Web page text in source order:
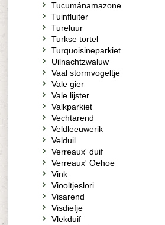
Tucumánamazone
Tuinfluiter
Tureluur
Turkse tortel
Turquoisineparkiet
Uilnachtzwaluw
Vaal stormvogeltje
Vale gier
Vale lijster
Valkparkiet
Vechtarend
Veldleeuwerik
Velduil
Verreaux' duif
Verreaux' Oehoe
Vink
Viooltjeslori
Visarend
Visdiefje
Vlekduif